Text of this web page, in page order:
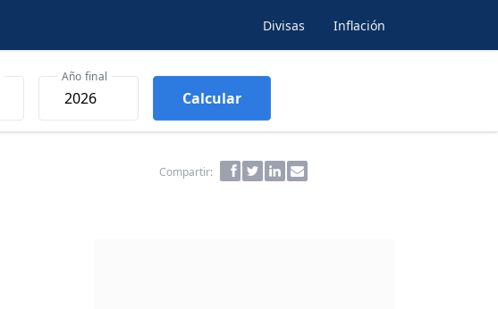
Divisas Inflación
Año final
Calcular
Compartir: